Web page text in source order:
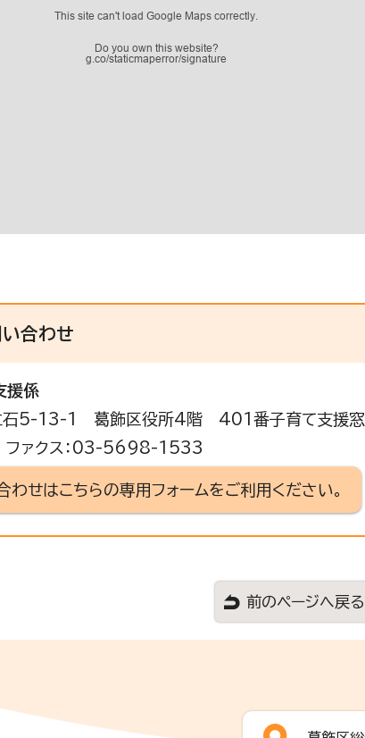
合わせ
援係
5-13-1 葛飾区役所4階 401番子育て支援窓
ァクス：03-5698-1533
わせはこちらの専用フォームをご利用ください。
前のページへ戻る